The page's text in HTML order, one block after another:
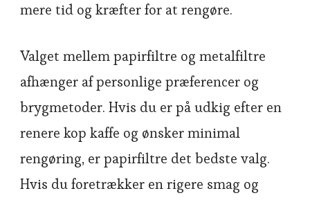
mere tid og kræfter for at rengøre.
Valget mellem papirfiltre og metalfiltre
afhænger af personlige præferencer og
brygmetoder. Hvis du er på udkig efter en
renere kop kaffe og ønsker minimal
rengøring, er papirfiltre det bedste valg.
Hvis du foretrækker en rigere smag og